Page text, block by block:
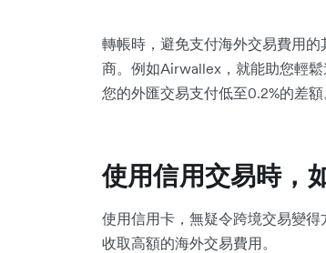
轉帳時，避免支付海外交易費用
商。例如Airwallex，就能助您輕
您的外匯交易支付低至0.2%的差額
使用信用交易時，
使用信用卡，無疑令跨境交易變
收取高額的海外交易費用。